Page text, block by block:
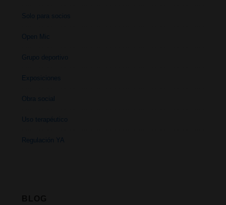
Solo para socios
Open Mic
Grupo deportivo
Exposiciones
Obra social
Uso terapéutico
Regulación YA